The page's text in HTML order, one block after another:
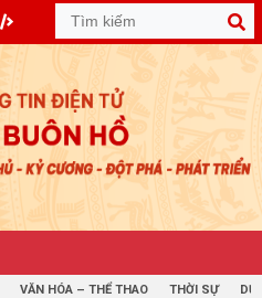
VĂN HÓA – THỂ THAO THỜI SỰ DỰ